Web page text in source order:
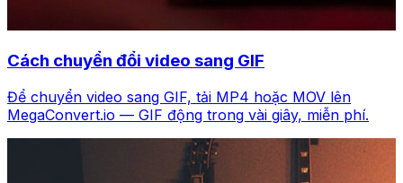
Cách chuyển đổi video sang GIF
Để chuyển video sang GIF, tải MP4 hoặc MOV lên
MegaConvert.io — GIF động trong vài giây, miễn phí.